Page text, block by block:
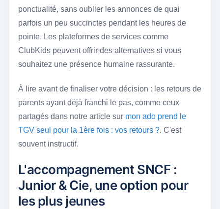
ponctualité, sans oublier les annonces de quai
parfois un peu succinctes pendant les heures de
pointe. Les plateformes de services comme
ClubKids peuvent offrir des alternatives si vous
souhaitez une présence humaine rassurante.
À lire avant de finaliser votre décision : les retours de
parents ayant déjà franchi le pas, comme ceux
partagés dans notre article sur mon ado prend le
TGV seul pour la 1ère fois : vos retours ?. C'est
souvent instructif.
L'accompagnement SNCF :
Junior & Cie, une option pour
les plus jeunes